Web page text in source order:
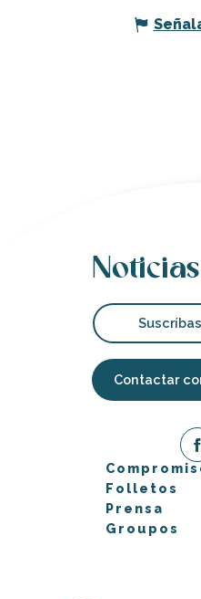
Contactar
Folletos
Prensa
Groupos